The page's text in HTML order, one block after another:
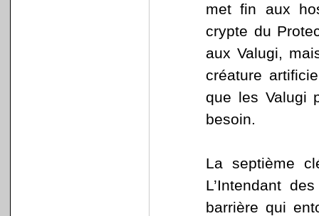
met fin aux
crypte du
aux Valugi,
créature
que les Valugi
besoin.
La septième
L’Intendant
barrière qui